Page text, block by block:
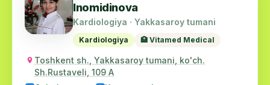
Inomidinova
Kardiologiya · Yakkasaroy tumani
Kardiologiya 🏥 Vitamed Medical
Toshkent sh., Yakkasaroy tumani, ko'ch.
Sh.Rustaveli, 109 A